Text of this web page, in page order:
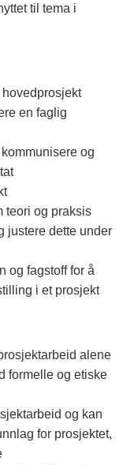
til tema i
en faglig
og
teori og praksis
justere dette under
og fagstoff for å
i et prosjekt
alene
formelle og etiske
og kan
for prosjektet,